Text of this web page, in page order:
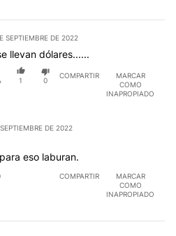
SEPTIEMBRE DE 2022
llevan dólares......
1 0
COMPARTIR
MARCAR
COMO
INAPROPIADO
DE 2022
eso laburan.
COMPARTIR
MARCAR
COMO
INAPROPIADO